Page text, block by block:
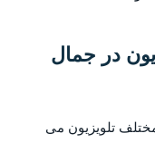
در جمال
تلویزیون می